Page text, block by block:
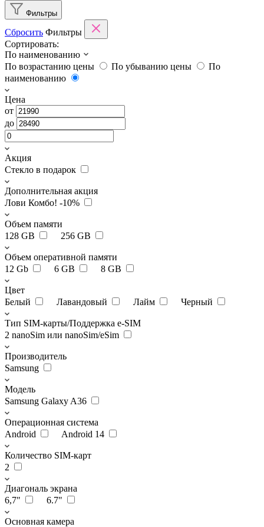
Фильтры
Сбросить Фильтры
Сортировать:
По наименованию
По возрастанию цены
По убыванию цены
По
наименованию
Цена
от
до
Акция
Стекло в подарок
Дополнительная акция
Лови Комбо! -10%
Объем памяти
128 GB
256 GB
Объем оперативной памяти
12 Gb
6 GB 8 GB
Цвет
Белый
Лавандовый Лайм Черный
Тип SIM-карты/Поддержка e-SIM
2 nanoSim или nanoSim/eSim
Производитель
Samsung
Модель
Samsung Galaxy A36
Операционная система
Android
Android 14
Количество SIM-карт
2
Диагональ экрана
6,7"
6.7"
Основная камера